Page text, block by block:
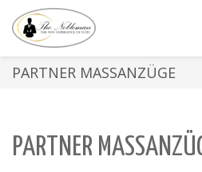
PARTNER MASSANZÜGE
PARTNER